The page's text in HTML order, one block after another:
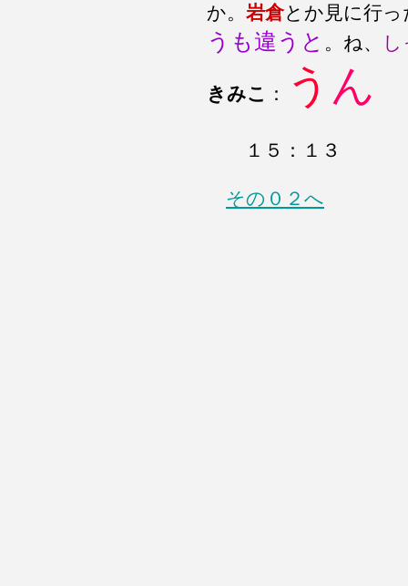
か。 岩倉とか見に行
うも違うと 。ね、
きみこ ： う ん
１５：１３
その０２へ